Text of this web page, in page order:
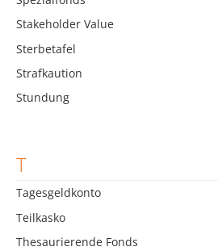
Stakeholder Value
Sterbetafel
Strafkaution
Stundung
T
Tagesgeldkonto
Teilkasko
Thesaurierende Fonds